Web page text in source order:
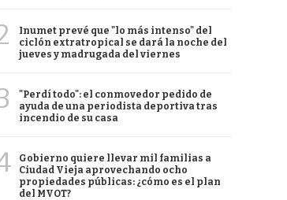
Inumet prevé que "lo más intenso" del
ciclón extratropical se dará la noche del
jueves y madrugada del viernes
"Perdí todo": el conmovedor pedido de
ayuda de una periodista deportiva tras
incendio de su casa
Gobierno quiere llevar mil familias a
Ciudad Vieja aprovechando ocho
propiedades públicas: ¿cómo es el plan
del MVOT?